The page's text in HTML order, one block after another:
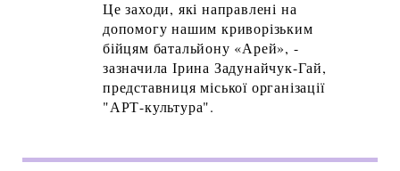
Це заходи, які направлені на
допомогу нашим криворізьким
бійцям батальйону «Арей», -
зазначила Ірина Задунайчук-Гай,
представниця міської організації
"АРТ-культура".